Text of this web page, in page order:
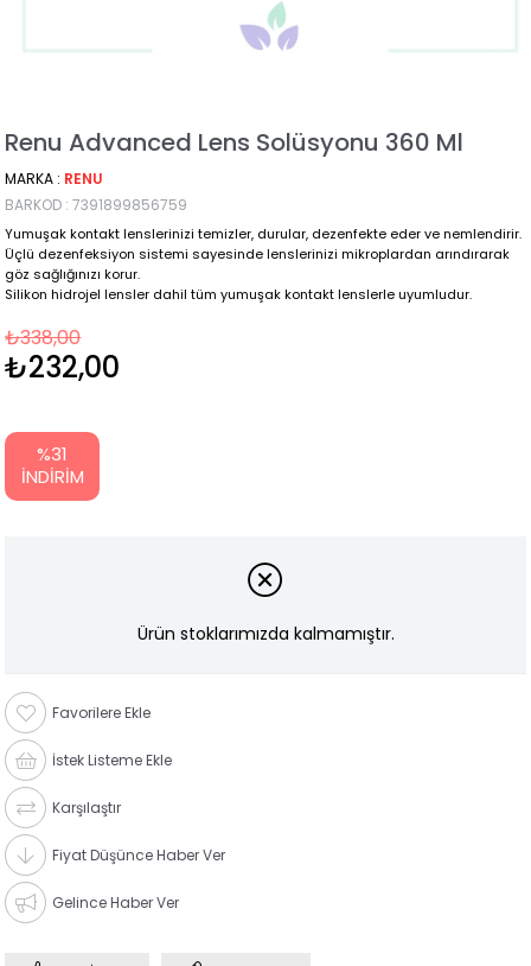
Renu Advanced Lens Solüsyonu 360 Ml
MARKA : RENU
BARKOD : 7391899856759
Yumuşak kontakt lenslerinizi temizler, durular, dezenfekte eder ve nemlendirir.
Üçlü dezenfeksiyon sistemi sayesinde lenslerinizi mikroplardan arındırarak
göz sağlığınızı korur.
Silikon hidrojel lensler dahil tüm yumuşak kontakt lenslerle uyumludur.
₺338,00
₺232,00
%31
İNDIRIM
Ürün stoklarımızda kalmamıştır.
Favorilere Ekle
İstek Listeme Ekle
Karşılaştır
Fiyat Düşünce Haber Ver
Gelince Haber Ver